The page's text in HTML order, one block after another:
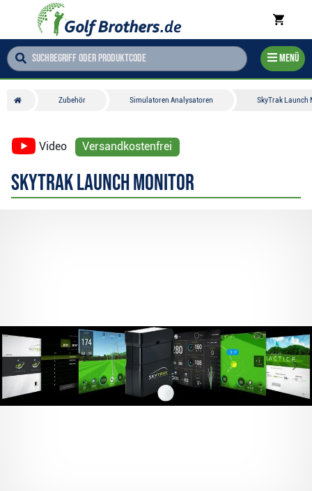
Menü
Zubehör Simulatoren Analysatoren SkyTrak Launch
Video Versandkostenfrei
SkyTrak Launch Monitor